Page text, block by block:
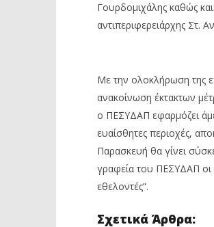
Γουρδομιχάλης καθώς
αντιπεριφερειάρχης Στ.
Με την ολοκλήρωση της
ανακοίνωση έκτακτων
ο ΠΕΣΥΔΑΠ εφαρμόζει
ευαίσθητες περιοχές,
Παρασκευή θα γίνει
γραφεία του ΠΕΣΥΔΑΠ οι
εθελοντές”.
Σχετικά Άρθρα: